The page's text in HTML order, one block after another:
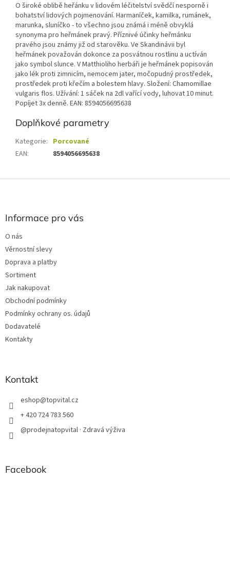
O široké oblibě heřánku v lidovém léčitelství svědčí nesporně i
bohatství lidových pojmenování. Harmaníček, kamilka, rumánek,
marunka, sluníčko - to všechno jsou známá i méně obvyklá
synonyma pro heřmánek pravý. Příznivé účinky heřmánku
pravého jsou známy již od starověku. Ve Skandinávii byl
heřmánek považován dokonce za posvátnou rostlinu a uctíván
jako symbol slunce. V Matthioliho herbáři je heřmánek popisován
jako lék proti zimnicím, nemocem jater, močopudný prostředek,
prostředek proti křečím a bolestem hlavy. Složení: Chamomillae
vulgaris flos. Užívání: 1 sáček na 2dl vařící vody, luhovat 10 minut.
Popíjet 3x denně. EAN: 8594056695638
Doplňkové parametry
Kategorie: Porcované
EAN: 8594056695638
Z
Informace pro vás
O nás
Věrnostní slevy
Doprava a platby
Sortiment
Jak nakupovat
Obchodní podmínky
Podmínky ochrany os. údajů
Dodavatelé
Kontakty
Kontakt
eshop@topvital.cz
+ 420 724 783 560
@prodejnatopvital · Zdravá výživa
Facebook